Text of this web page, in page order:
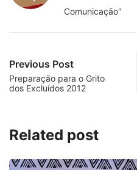
Comunicação"
Previous Post
Preparação para o Grito
dos Excluídos 2012
Related post